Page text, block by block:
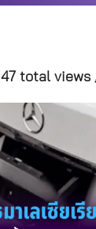
47 total views